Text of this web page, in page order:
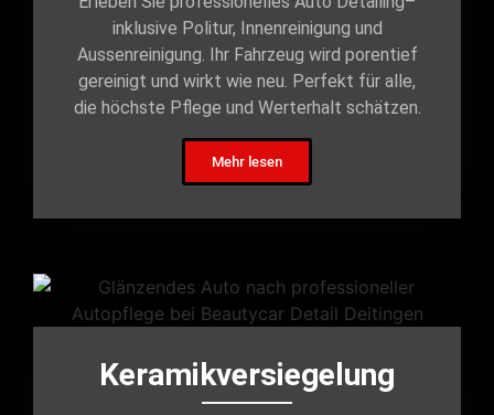
inklusive Politur, Innenreinigung und
Aussenreinigung. Ihr Fahrzeug wird porentief
gereinigt und wirkt wie neu. Perfekt für alle,
die höchste Pflege und Werterhalt schätzen.
Mehr lesen
Keramikversiegelung